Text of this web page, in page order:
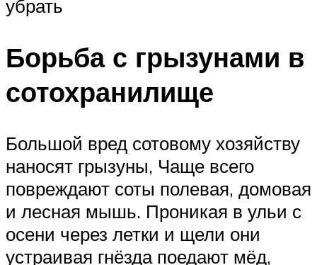
убрать
Борьба с грызунами в
сотохранилище
Большой вред сотовому хозяйству
наносят грызуны, Чаще всего
повреждают соты полевая, домовая
и лесная мышь. Проникая в ульи с
осени через летки и щели они
устраивая гнёзда поедают мёд,